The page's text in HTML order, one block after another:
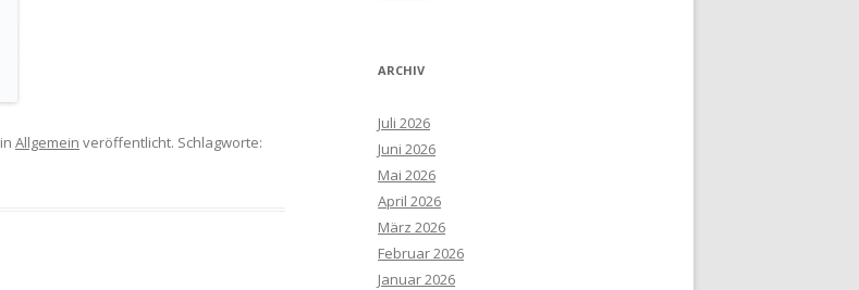
in Allgemein veröffentlicht. Schlagworte:
ARCHIV
Juli 2026
Juni 2026
Mai 2026
April 2026
März 2026
Februar 2026
Januar 2026